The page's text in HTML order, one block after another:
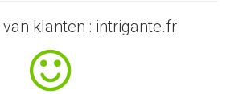
klanten : intrigante.fr